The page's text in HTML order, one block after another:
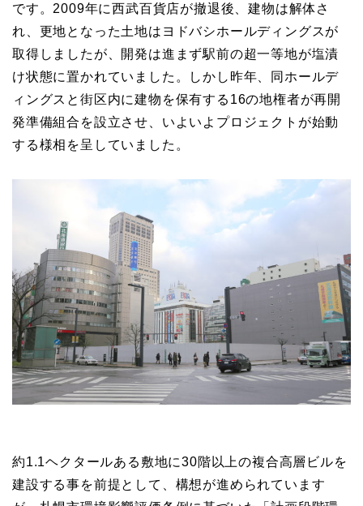
です。2009年に西武百貨店が撤退後、建物は解体さ
れ、更地となった土地はヨドバシホールディングスが
取得しましたが、開発は進まず駅前の超一等地が塩漬
け状態に置かれていました。しかし昨年、同ホールデ
ィングスと街区内に建物を保有する16の地権者が再開
発準備組合を設立させ、いよいよプロジェクトが始動
する様相を呈していました。
約1.1ヘクタールある敷地に30階以上の複合高層ビルを
建設する事を前提として、構想が進められています